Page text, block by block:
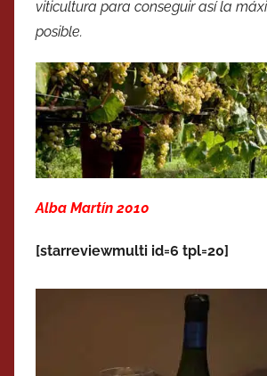
viticultura para conseguir así la
posible.
Alba Martín 2010
[starreviewmulti id=6 tpl=20]